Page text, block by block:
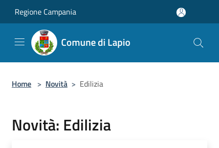
Regione Campania
Comune di Lapio
Home > Novità > Edilizia
Novità: Edilizia